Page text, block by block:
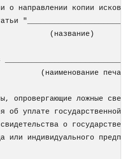
о направлении копии
(название)
(наименование
опровергающие ложные
об уплате государственной
о
или индивидуального